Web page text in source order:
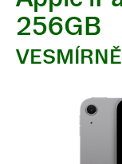
256GB